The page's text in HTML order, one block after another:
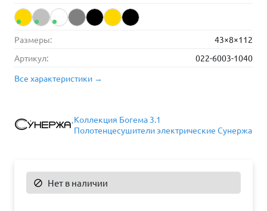
Размеры:
43×8×112
Артикул:
022-6003-1040
Все характеристики →
Коллекция Богема 3.1
Полотенцесушители электрические Сунержа
 Нет в наличии